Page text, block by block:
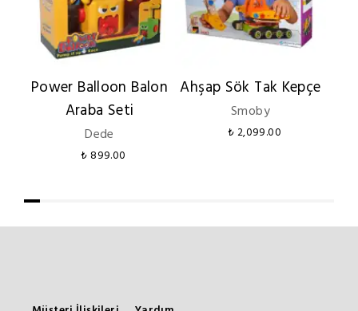
Power Balloon Balon
Araba Seti
Dede
₺ 899.00
Ahşap Sök Tak Kepçe
Smoby
₺ 2,099.00